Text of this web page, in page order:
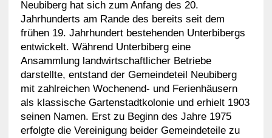
Neubiberg hat sich zum Anfang des 20.
Jahrhunderts am Rande des bereits seit dem
frühen 19. Jahrhundert bestehenden Unterbibergs
entwickelt. Während Unterbiberg eine
Ansammlung landwirtschaftlicher Betriebe
darstellte, entstand der Gemeindeteil Neubiberg
mit zahlreichen Wochenend- und Ferienhäusern
als klassische Gartenstadtkolonie und erhielt 1903
seinen Namen. Erst zu Beginn des Jahre 1975
erfolgte die Vereinigung beider Gemeindeteile zu